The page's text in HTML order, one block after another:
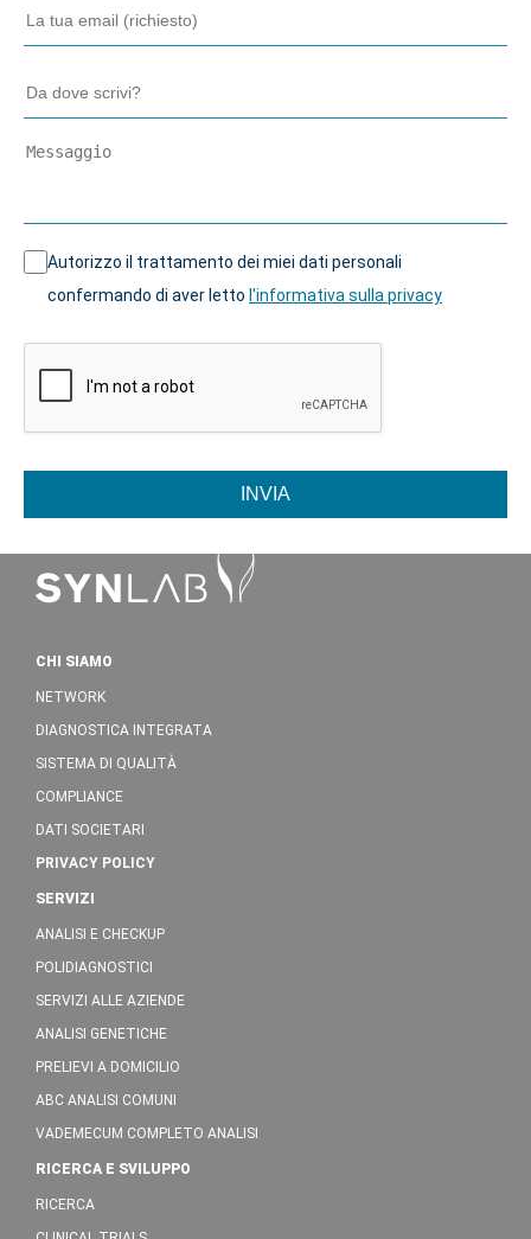
Autorizzo il trattamento dei miei dati personali
confermando di aver letto l'informativa sulla privacy
INVIA
CHI SIAMO
NETWORK
DIAGNOSTICA INTEGRATA
SISTEMA DI QUALITÀ
COMPLIANCE
DATI SOCIETARI
PRIVACY POLICY
SERVIZI
ANALISI E CHECKUP
POLIDIAGNOSTICI
SERVIZI ALLE AZIENDE
ANALISI GENETICHE
PRELIEVI A DOMICILIO
ABC ANALISI COMUNI
VADEMECUM COMPLETO ANALISI
RICERCA E SVILUPPO
RICERCA